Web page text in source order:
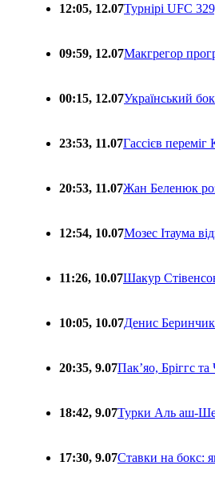
12:05, 12.07Турнірі UFC
09:59, 12.07Макгрегор
00:15, 12.07Український
23:53, 11.07Гассієв
20:53, 11.07Жан Беленюк
12:54, 10.07Мозес Ітаума
11:26, 10.07Шакур
10:05, 10.07Денис Беринчик
20:35, 9.07Пакʼяо, Бріггс та
18:42, 9.07Турки Аль аш-
17:30, 9.07Ставки на бокс: